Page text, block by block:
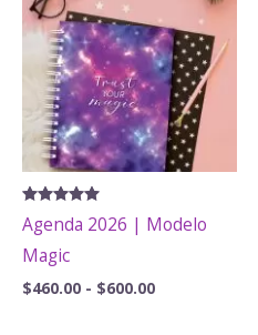
Valorado
con
de 5
Agenda 2026 | Modelo
Magic
$460.00 - $600.00Rango